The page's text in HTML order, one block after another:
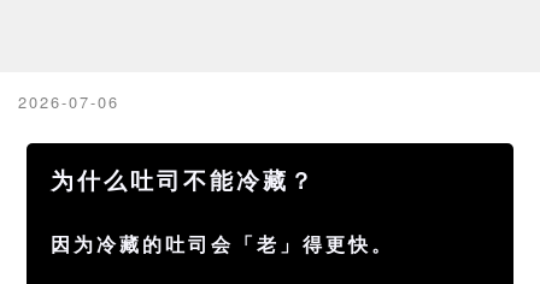
2026-07-06
为什么吐司不能冷藏？
因为冷藏的吐司会「老」得更快。